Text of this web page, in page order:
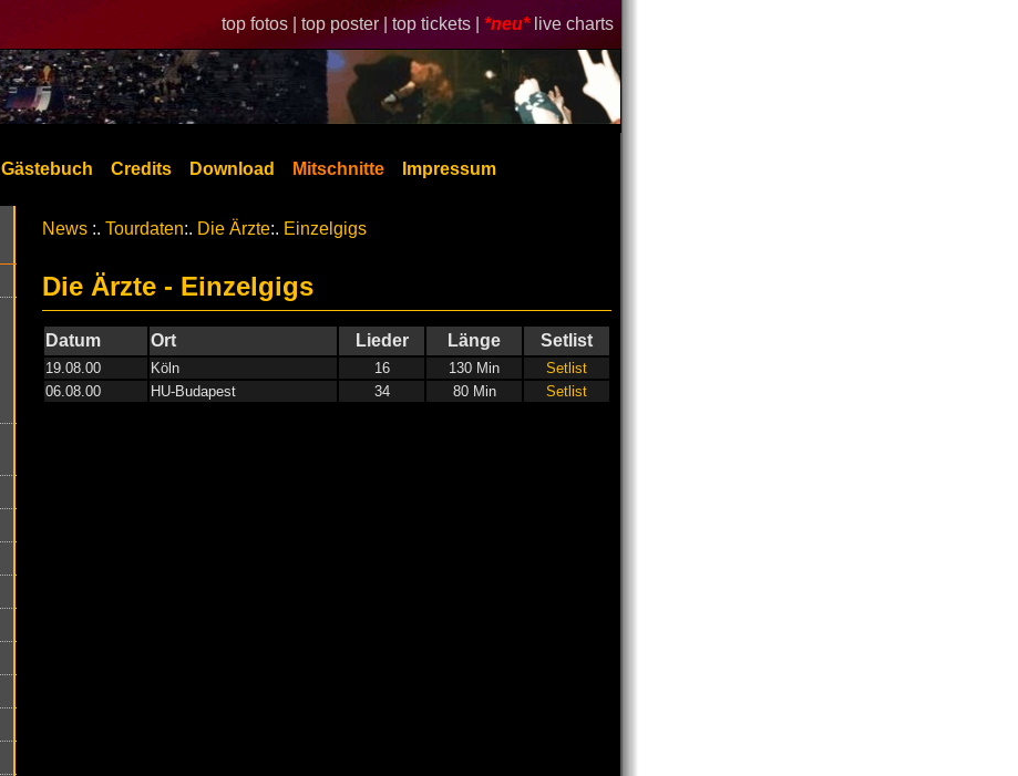
top fotos | top poster | top tickets | *neu* live charts
Gästebuch Credits Download Mitschnitte Impressum
News :. Tourdaten:. Die Ärzte:. Einzelgigs
Die Ärzte - Einzelgigs
Datum Ort Lieder Länge Setlist
19.08.00 Köln 16 130 Min
Setlist
06.08.00
HU-Budapest 34 80 Min Setlist